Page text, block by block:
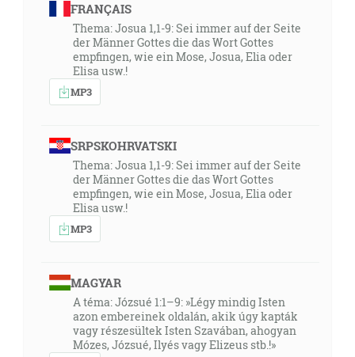
FRANÇAIS
Thema: Josua 1,1-9: Sei immer auf der Seite
der Männer Gottes die das Wort Gottes
empfingen, wie ein Mose, Josua, Elia oder
Elisa usw.!
MP3
SRPSKOHRVATSKI
Thema: Josua 1,1-9: Sei immer auf der Seite
der Männer Gottes die das Wort Gottes
empfingen, wie ein Mose, Josua, Elia oder
Elisa usw.!
MP3
MAGYAR
A téma: Józsué 1:1–9: »Légy mindig Isten
azon embereinek oldalán, akik úgy kapták
vagy részesültek Isten Szavában, ahogyan
Mózes, Józsué, Ilyés vagy Elizeus stb.!»